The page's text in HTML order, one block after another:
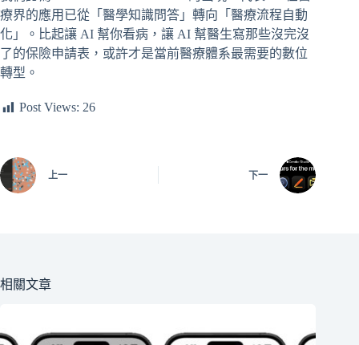
療界的應用已從「醫學知識問答」轉向「醫療流程自動
化」。比起讓 AI 幫你看病，讓 AI 幫醫生寫那些沒完沒
了的保險申請表，或許才是當前醫療體系最需要的數位
轉型。
Post Views: 26
上一 下一
相關文章